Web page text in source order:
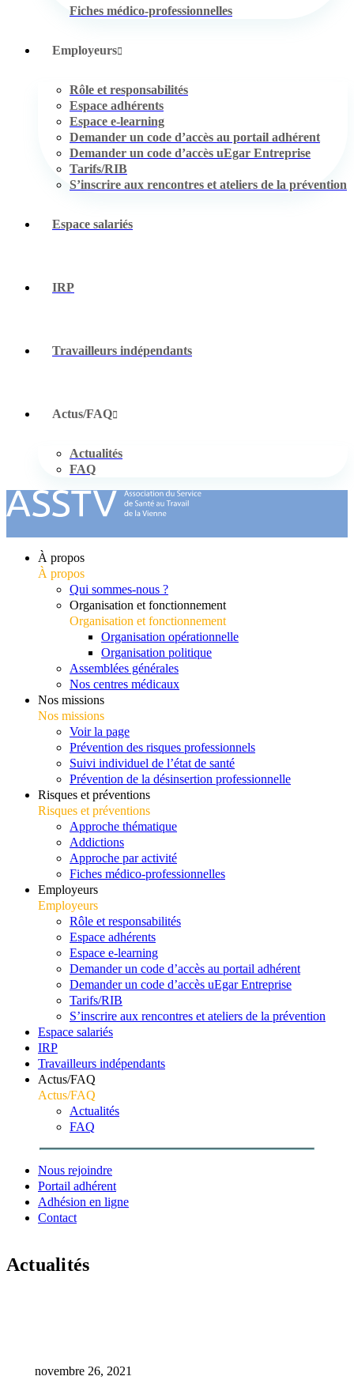
Fiches médico-professionnelles
Employeurs
Rôle et responsabilités
Espace adhérents
Espace e-learning
Demander un code d’accès au portail adhérent
Demander un code d’accès uEgar Entreprise
Tarifs/RIB
S’inscrire aux rencontres et ateliers de la prévention
Espace salariés
IRP
Travailleurs indépendants
Actus/FAQ
Actualités
FAQ
À propos
À propos
Qui sommes-nous ?
Organisation et fonctionnement
Organisation et fonctionnement
Organisation opérationnelle
Organisation politique
Assemblées générales
Nos centres médicaux
Nos missions
Nos missions
Voir la page
Prévention des risques professionnels
Suivi individuel de l’état de santé
Prévention de la désinsertion professionnelle
Risques et préventions
Risques et préventions
Approche thématique
Addictions
Approche par activité
Fiches médico-professionnelles
Employeurs
Employeurs
Rôle et responsabilités
Espace adhérents
Espace e-learning
Demander un code d’accès au portail adhérent
Demander un code d’accès uEgar Entreprise
Tarifs/RIB
S’inscrire aux rencontres et ateliers de la prévention
Espace salariés
IRP
Travailleurs indépendants
Actus/FAQ
Actus/FAQ
Actualités
FAQ
Nous rejoindre
Portail adhérent
Adhésion en ligne
Contact
Actualités
novembre 26, 2021